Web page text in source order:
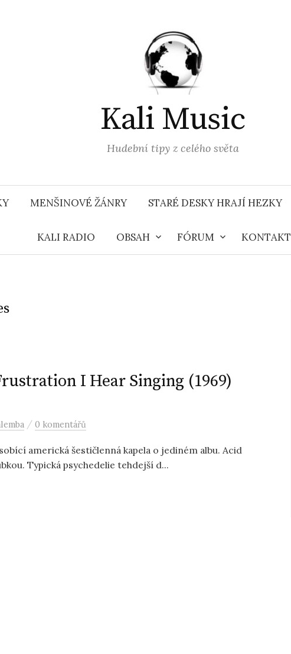
Kali Music
Hudební tipy z celého světa
MENŠINOVÉ ŽÁNRY STARÉ DESKY HRAJÍ HEZKY
KALI RADIO OBSAH FÓRUM KONTAKT
I Hear Singing (1969)
/ 0 komentářů
americká šestičlenná kapela o jediném albu. Acid
Typická psychedelie tehdejší d...